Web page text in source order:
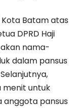
Batam atas
DPRD Haji
nama-
dalam pansus
menit untuk
pansus